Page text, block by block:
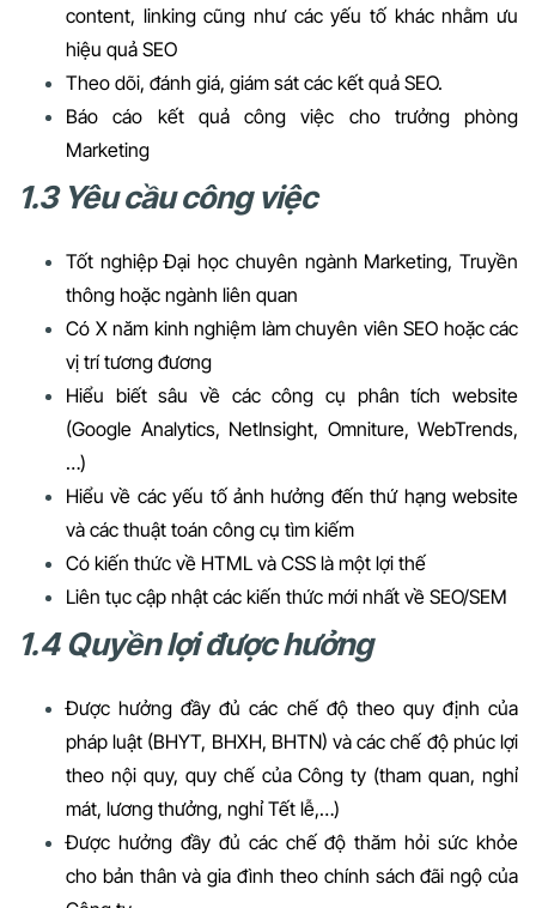
content, linking cũng như các yếu tố khác nhằm ưu
hiệu quả SEO
Theo dõi, đánh giá, giám sát các kết quả SEO.
Báo cáo kết quả công việc cho trưởng phòng
Marketing
1.3 Yêu cầu công việc
Tốt nghiệp Đại học chuyên ngành Marketing, Truyền
thông hoặc ngành liên quan
Có X năm kinh nghiệm làm chuyên viên SEO hoặc các
vị trí tương đương
Hiểu biết sâu về các công cụ phân tích website
(Google Analytics, NetInsight, Omniture, WebTrends,
…)
Hiểu về các yếu tố ảnh hưởng đến thứ hạng website
và các thuật toán công cụ tìm kiếm
Có kiến thức về HTML và CSS là một lợi thế
Liên tục cập nhật các kiến thức mới nhất về SEO/SEM
1.4 Quyền lợi được hưởng
Được hưởng đầy đủ các chế độ theo quy định của
pháp luật (BHYT, BHXH, BHTN) và các chế độ phúc lợi
theo nội quy, quy chế của Công ty (tham quan, nghỉ
mát, lương thưởng, nghỉ Tết lễ,…)
Được hưởng đầy đủ các chế độ thăm hỏi sức khỏe
cho bản thân và gia đình theo chính sách đãi ngộ của